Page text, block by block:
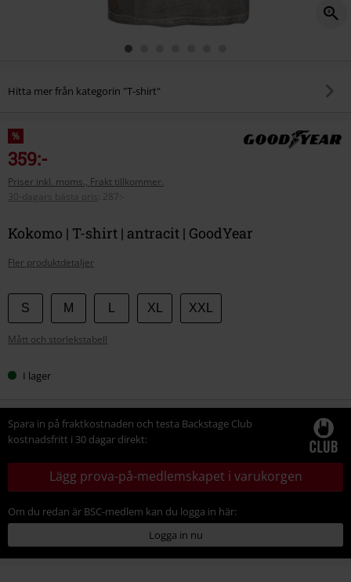
Hitta mer från kategorin "T-shirt"
%
359:-
Priser inkl. moms., Frakt tillkommer.
30-dagars bästa pris
287:-
Kokomo | T-shirt | antracit | GoodYear
Fler produktdetaljer
Välj
din
storlek
S M XL XXL
Mått och storlekstabell
I lager
Spara in på fraktkostnaden och testa Backstage Club
kostnadsfritt i 30 dagar direkt:
Lägg prova-på-medlemskapet i varukorgen
Om du redan är BSC-medlem kan du logga in här:
Logga in nu